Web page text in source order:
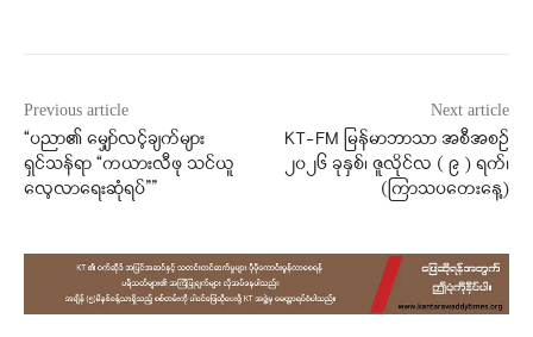
Previous article
“ပညာ၏ မျှော်လင့်ချက်များ
ရှင်သန်ရာ “ကယားလီဖု သင်ယူ
လေ့လာရေးဆုံရပ်””
Next article
KT-FM မြန်မာဘာသာ အစီအစဉ်
၂၀၂၆ ခုနှစ်၊ ဇူလိုင်လ ( ၉ ) ရက်၊
(ကြာသပတေးနေ့)